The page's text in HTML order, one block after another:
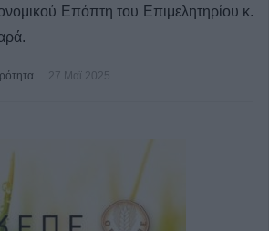
Επόπτη του Επιμελητηρίου κ.
27 Μαϊ 2025